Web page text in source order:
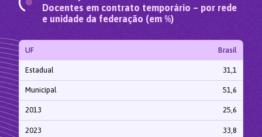
Docentes em contrato temporário – por rede
e unidade da federação (em %)
UF Brasil
Estadual 31,1
Municipal 51,6
2013 25,6
2023 33,8